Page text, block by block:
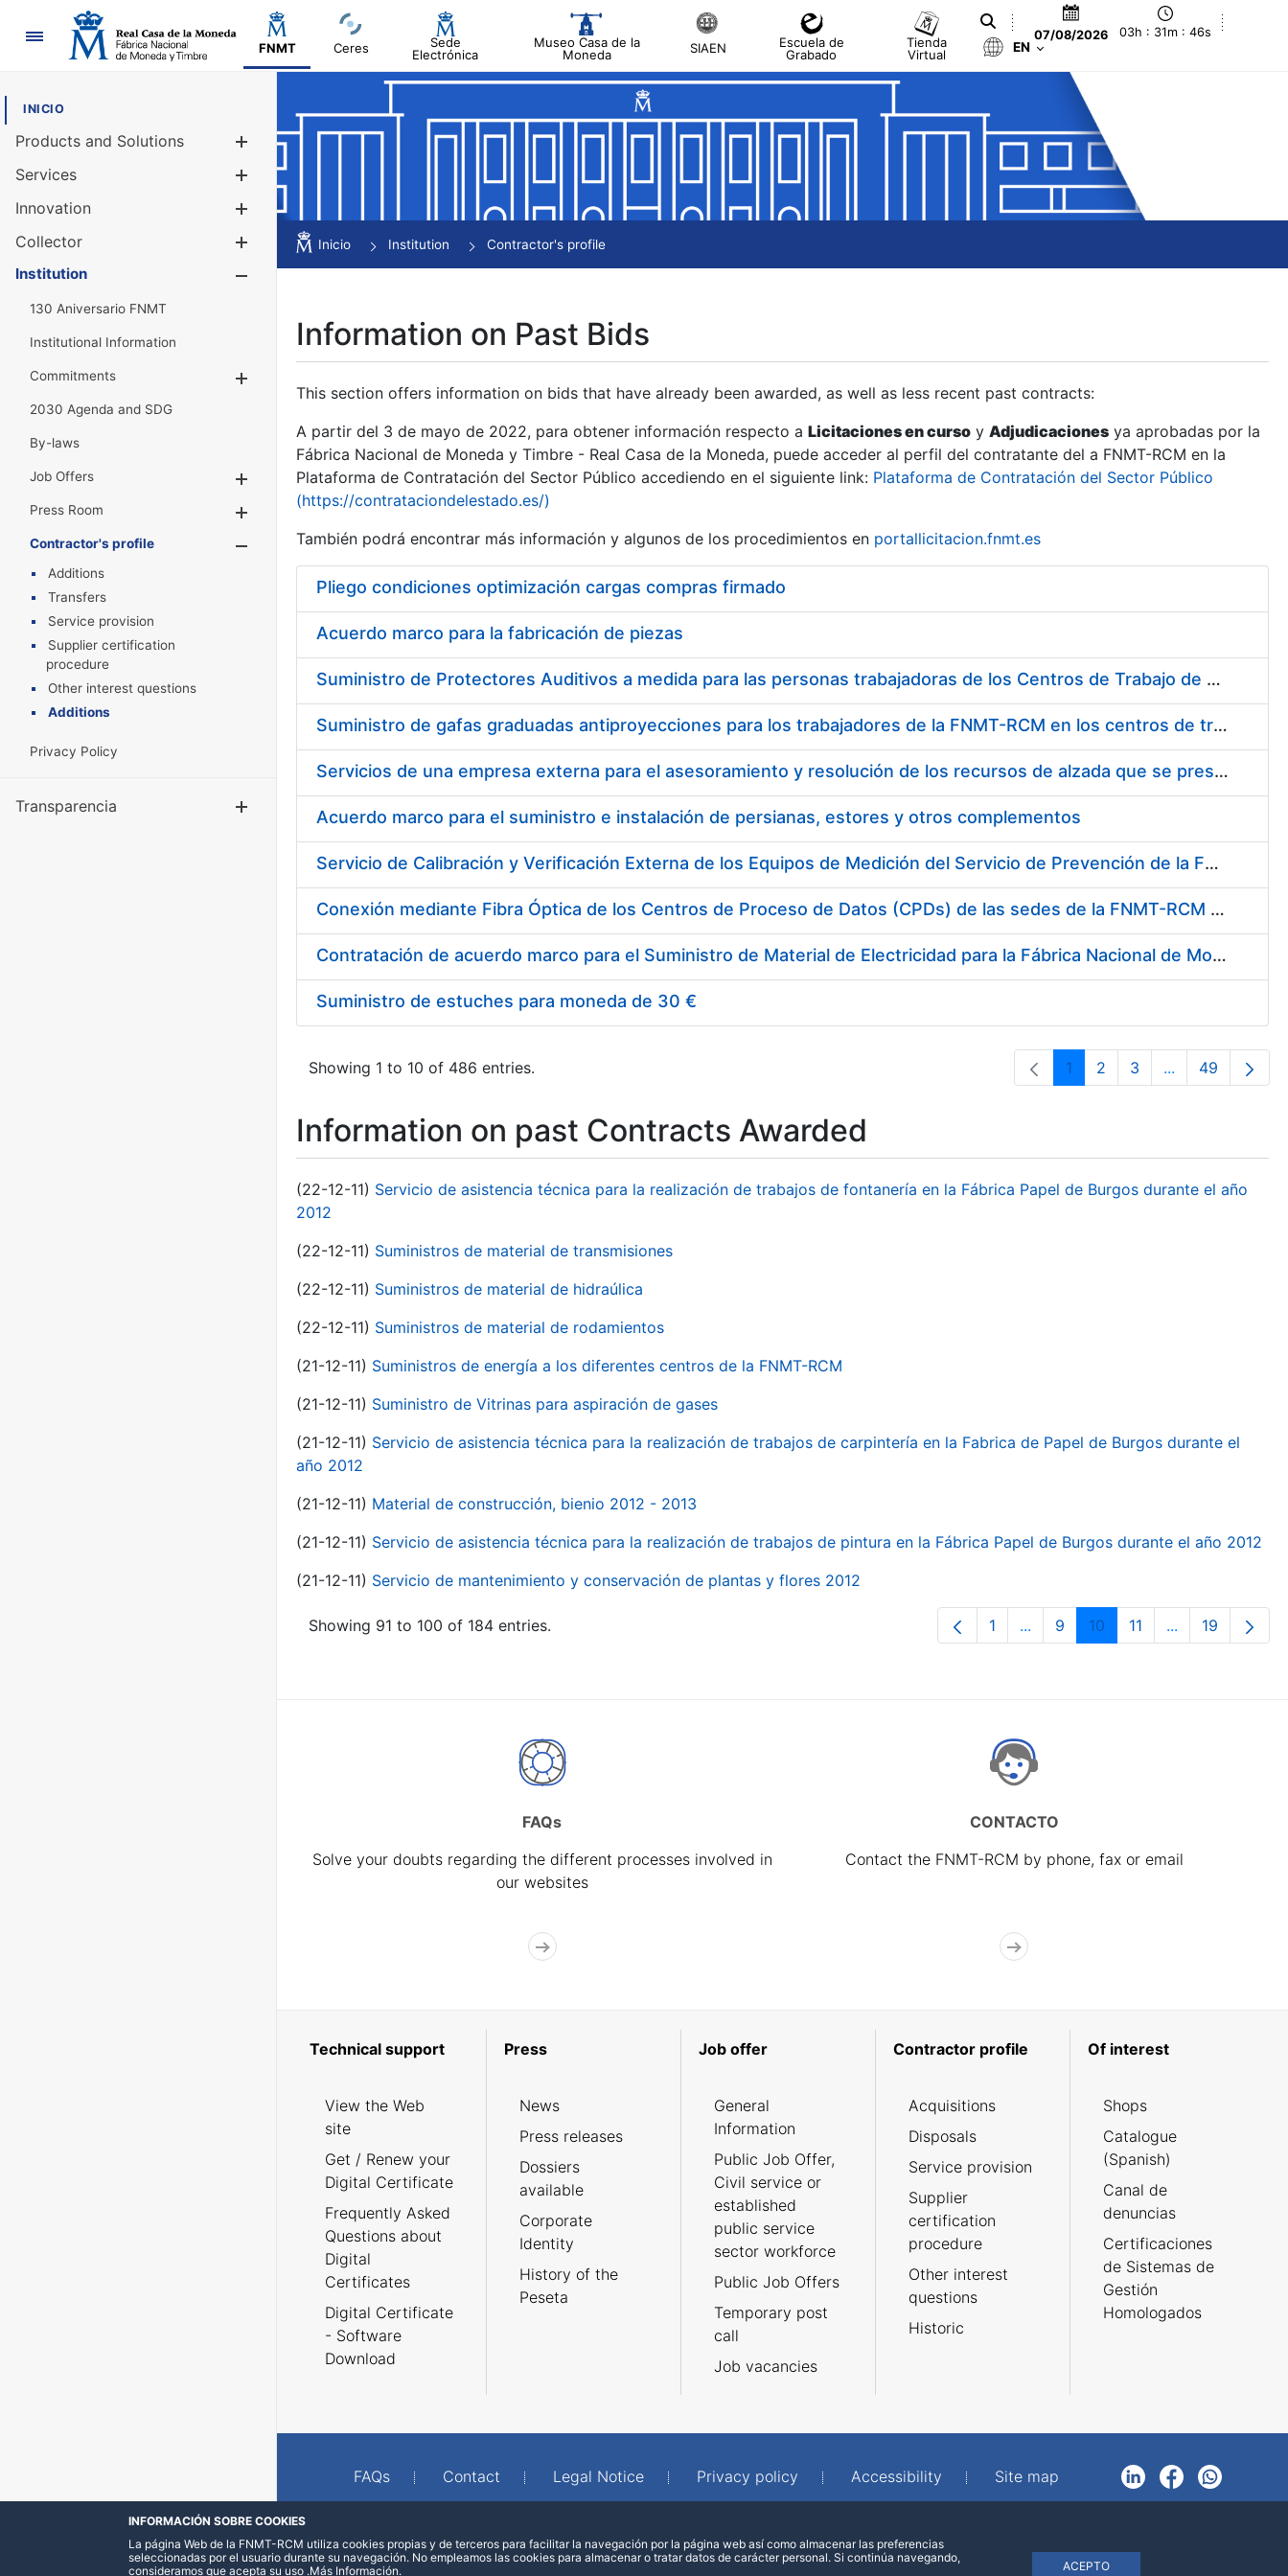
Navigation
FNMT Ceres
Sede
Electrónica
Museo Casa de la
Moneda
SIAEN
Escuela de
Grabado
Tienda
Virtual
07/08/2026 03h : 31m : 47s
EN
INICIO
Products and Solutions
Services
Innovation
Collector
Show/Hide
Institution
130 Aniversario FNMT
Institutional Information
Commitments
2030 Agenda and SDG
By-laws
Job Offers
Show/Hide
Press Room
Show/Hide
Contractor's profile
Show/Hide
Additions
Transfers
Service provision
Supplier certification
procedure
Other interest questions
Additions
Privacy Policy
Transparencia Show/Hide
Inicio Institution Contractor's profile
Information on Past Bids
This section offers information on bids that have already been awarded, as well as less recent past contracts:
A partir del 3 de mayo de 2022, para obtener información respecto a Licitaciones en curso y Adjudicaciones ya aprobadas por la
Fábrica Nacional de Moneda y Timbre - Real Casa de la Moneda, puede acceder al perfil del contratante del a FNMT-RCM en la
Plataforma de Contratación del Sector Público accediendo en el siguiente link: Plataforma de Contratación del Sector Público
(https://contrataciondelestado.es/)
También podrá encontrar más información y algunos de los procedimientos en portallicitacion.fnmt.es
Pliego condiciones optimización cargas compras firmado
Acuerdo marco para la fabricación de piezas
Suministro de Protectores Auditivos a medida para las personas trabajadoras de los Centros de Trabajo de Madrid y Burgos
Suministro de gafas graduadas antiproyecciones para los trabajadores de la FNMT-RCM en los centros de trabajo de Madrid y Burgos
Servicios de una empresa externa para el asesoramiento y resolución de los recursos de alzada que se presentan relacionados con procesos de selección para la FNMT-RCM
Acuerdo marco para el suministro e instalación de persianas, estores y otros complementos
Servicio de Calibración y Verificación Externa de los Equipos de Medición del Servicio de Prevención de la FNMT-RCM
Conexión mediante Fibra Óptica de los Centros de Proceso de Datos (CPDs) de las sedes de la FNMT-RCM de Burgos y Madrid
Contratación de acuerdo marco para el Suministro de Material de Electricidad para la Fábrica Nacional de Moneda y Timbre-Real Casa de la Moneda en su centro de trabajo de Burgos
Suministro de estuches para moneda de 30 €
Showing 1 to 10 of 486 entries. Page
1 Page
2 Page
3 ...Intermediate
Page
49
Information on past Contracts Awarded
(22-12-11) Servicio de asistencia técnica para la realización de trabajos de fontanería en la Fábrica Papel de Burgos durante el año
2012
(22-12-11) Suministros de material de transmisiones
(22-12-11) Suministros de material de hidraúlica
(22-12-11) Suministros de material de rodamientos
(21-12-11) Suministros de energía a los diferentes centros de la FNMT-RCM
(21-12-11) Suministro de Vitrinas para aspiración de gases
(21-12-11) Servicio de asistencia técnica para la realización de trabajos de carpintería en la Fabrica de Papel de Burgos durante el
año 2012
(21-12-11) Material de construcción, bienio 2012 - 2013
(21-12-11) Servicio de asistencia técnica para la realización de trabajos de pintura en la Fábrica Papel de Burgos durante el año 2012
(21-12-11) Servicio de mantenimiento y conservación de plantas y flores 2012
Showing 91 to 100 of 184 entries. Page
1 ...Intermediate Pages Use TAB to
Page
9 Page
10 Page
11 ...Intermediate
Page
19
FAQs
Solve your doubts regarding the different processes involved in
our websites
CONTACTO
Contact the FNMT-RCM by phone, fax or email
Technical support
View the Web
site
Get / Renew your
Digital Certificate
Frequently Asked
Questions about
Digital
Certificates
Digital Certificate
- Software
Download
Press
News
Press releases
Dossiers
available
Corporate
Identity
History of the
Peseta
Job offer
General
Information
Public Job Offer,
Civil service or
established
public service
sector workforce
Public Job Offers
Temporary post
call
Job vacancies
Contractor profile
Acquisitions
Disposals
Service provision
Supplier
certification
procedure
Other interest
questions
Historic
Of interest
Shops
Catalogue
(Spanish)
Canal de
denuncias
Certificaciones
de Sistemas de
Gestión
Homologados
FAQs Contact Legal Notice Privacy policy Accessibility Site map
LinkedInFacebookWhatsApp
INFORMACIÓN SOBRE COOKIES
La página Web de la FNMT-RCM utiliza cookies propias y de terceros para facilitar la navegación por la página web así como almacenar las preferencias
seleccionadas por el usuario durante su navegación. No empleamos las cookies para almacenar o tratar datos de carácter personal. Si continúa navegando,
consideramos que acepta su uso
ACEPTO
.Más Información.